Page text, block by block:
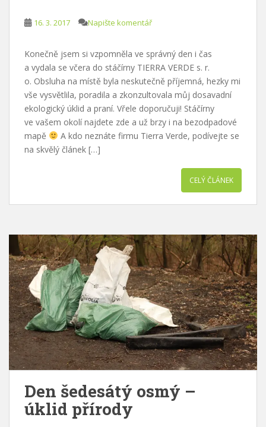
16. 3. 2017 Napište komentář
Konečně jsem si vzpomněla ve správný den i čas
a vydala se včera do stáčírny TIERRA VERDE s. r.
o. Obsluha na místě byla neskutečně příjemná, hezky mi
vše vysvětlila, poradila a zkonzultovala můj dosavadní
ekologický úklid a praní. Vřele doporučuji! Stáčírny
ve vašem okolí najdete zde a už brzy i na bezodpadové
mapě
A kdo neznáte firmu Tierra Verde, podívejte se
na skvělý článek […]
CELÝ ČLÁNEK
Den šedesátý osmý –
úklid přírody